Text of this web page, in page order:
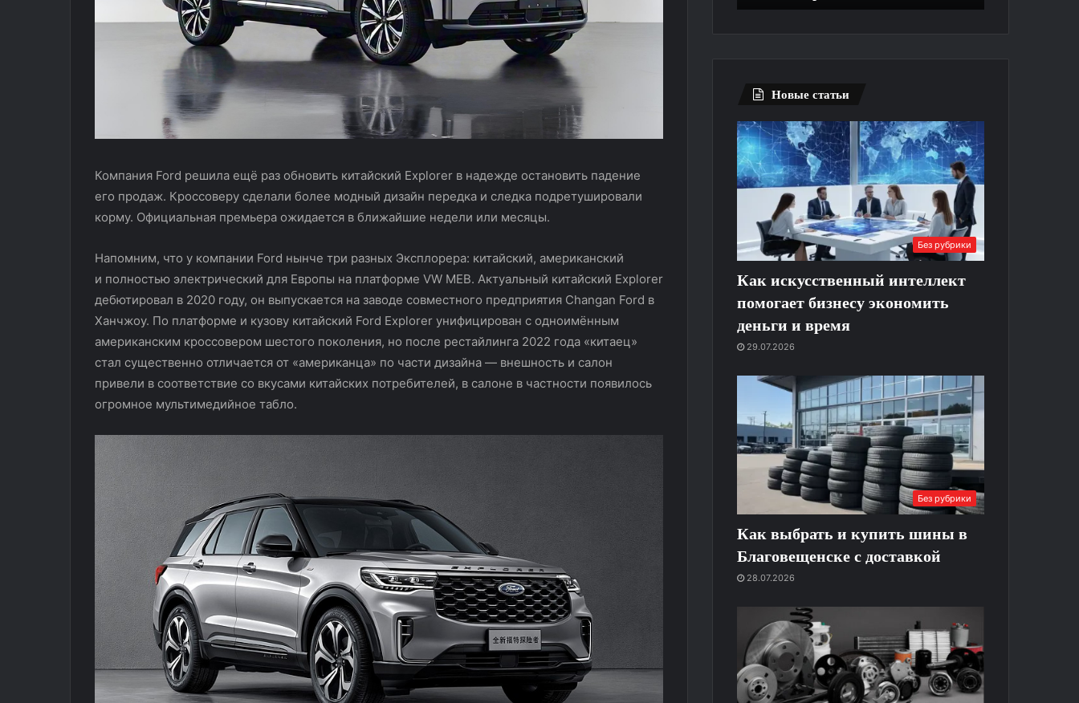
Компания Ford решила ещё раз обновить китайский Explorer в надежде остановить падение
его продаж. Кроссоверу сделали более модный дизайн передка и следка подретушировали
корму. Официальная премьера ожидается в ближайшие недели или месяцы.
Напомним, что у компании Ford нынче три разных Эксплорера: китайский, американский
и полностью электрический для Европы на платформе VW MEB. Актуальный китайский Explorer
дебютировал в 2020 году, он выпускается на заводе совместного предприятия Changan Ford в
Ханчжоу. По платформе и кузову китайский Ford Explorer унифицирован с одноимённым
американским кроссовером шестого поколения, но после рестайлинга 2022 года «китаец»
стал существенно отличается от «американца» по части дизайна — внешность и салон
привели в соответствие со вкусами китайских потребителей, в салоне в частности появилось
огромное мультимедийное табло.
выполняют
Новые статьи
Без рубрики
Как искусственный интеллект
помогает бизнесу экономить
деньги и время
29.07.2026
Без рубрики
Как выбрать и купить шины в
Благовещенске с доставкой
28.07.2026